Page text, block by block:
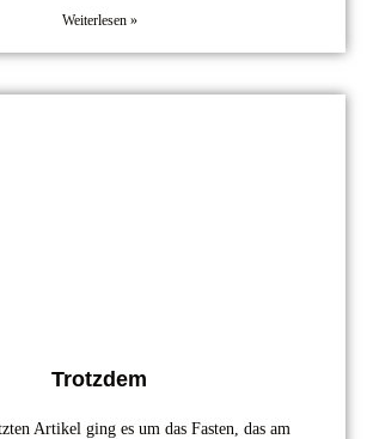
Weiterlesen »
Trotzdem
Artikel ging es um das Fasten, das am